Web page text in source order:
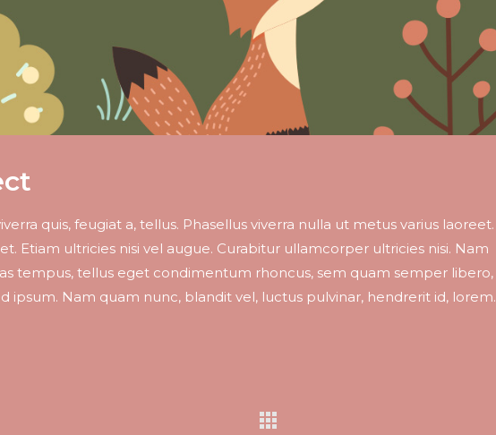
quis, feugiat a, tellus. Phasellus viverra nulla ut metus varius laoreet.
Etiam ultricies nisi vel augue. Curabitur ullamcorper ultricies nisi. Nam
tempus, tellus eget condimentum rhoncus, sem quam semper libero,
ipsum. Nam quam nunc, blandit vel, luctus pulvinar, hendrerit id, lorem.